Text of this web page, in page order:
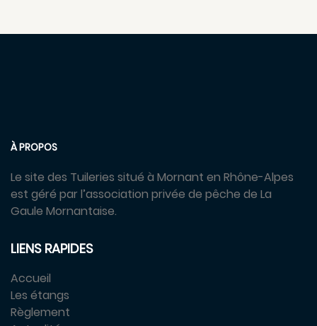
À PROPOS
Le site des Tuileries situé à Mornant en Rhône-Alpes
est géré par l’association privée de pêche de La
Gaule Mornantaise.
LIENS RAPIDES
Accueil
Les étangs
Règlement